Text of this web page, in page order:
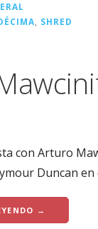
SHRED
con Arturo
Duncan
→